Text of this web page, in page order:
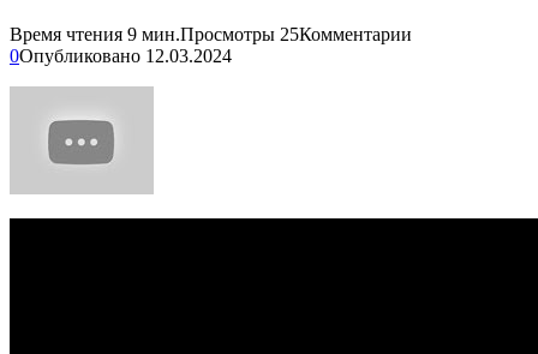
Время чтения 9 мин.Просмотры 25Комментарии
0Опубликовано 12.03.2024